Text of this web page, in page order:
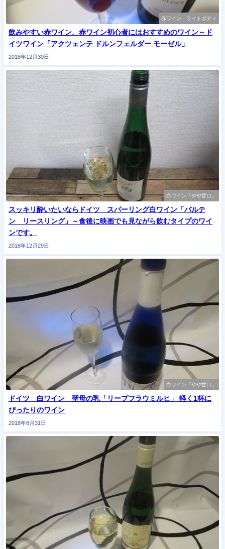
赤ワイン ライトボディ
飲みやすい赤ワイン。赤ワイン初心者にはおすすめのワイン～ド
イツワイン「アクツェンテ ドルンフェルダー モーゼル」
2018年12月30日
白ワイン「やや甘口」
スッキリ酔いたいならドイツ スパーリング白ワイン「バルテ
ン リースリング」～食後に映画でも見ながら飲むタイプのワイ
ンです。
2018年12月29日
白ワイン「やや甘口」
ドイツ 白ワイン 聖母の乳「リープフラウミルヒ」 軽く1杯に
ぴったりのワイン
2018年8月31日